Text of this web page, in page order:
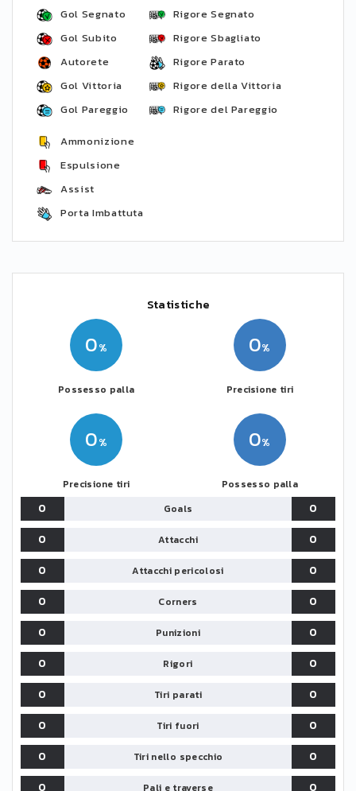
Gol Segnato
Gol Subito
Autorete
Gol Vittoria
Gol Pareggio
Rigore Segnato
Rigore Sbagliato
Rigore Parato
Rigore della Vittoria
Rigore del Pareggio
Ammonizione
Espulsione
Assist
Porta Imbattuta
Statistiche
0
Possesso palla
0
Precisione tiri
0
Possesso palla
0
Precisione tiri
0 Goals
0
0
Attacchi
0
0
Attacchi pericolosi
0
0
Corners
0
0
Punizioni
0
0
Rigori
0
0
Tiri parati
0
0
Tiri fuori
0
0
Tiri nello specchio
0
0
Pali e traverse 0